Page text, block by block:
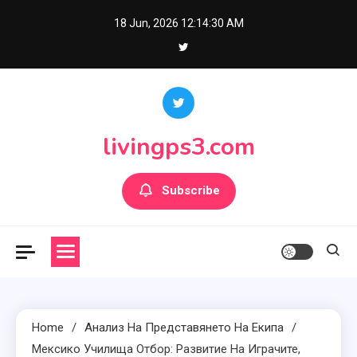
18 Jun, 2026 12:14:31 AM
livingps3.com
Subscribe
Home
Анализ На Представянето На Екипа
Мексико Училища Отбор: Развитие На Играчите,